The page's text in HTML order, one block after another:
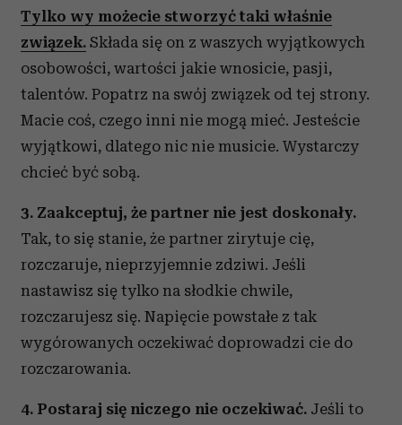
Tylko wy możecie stworzyć taki właśnie
związek. Składa się on z waszych wyjątkowych
osobowości, wartości jakie wnosicie, pasji,
talentów. Popatrz na swój związek od tej strony.
Macie coś, czego inni nie mogą mieć. Jesteście
wyjątkowi, dlatego nic nie musicie. Wystarczy
chcieć być sobą.
3. Zaakceptuj, że partner nie jest doskonały.
Tak, to się stanie, że partner zirytuje cię,
rozczaruje, nieprzyjemnie zdziwi. Jeśli
nastawisz się tylko na słodkie chwile,
rozczarujesz się. Napięcie powstałe z tak
wygórowanych oczekiwać doprowadzi cie do
rozczarowania.
4. Postaraj się niczego nie oczekiwać. Jeśli to